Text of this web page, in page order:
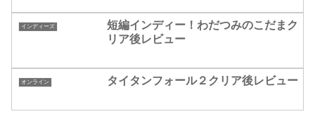
インディーズ
短編インディー！わだつみのこだまク
リア後レビュー
オンライン タイタンフォール２クリア後レビュー